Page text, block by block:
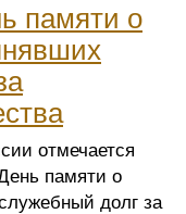
памяти о
отмечается
памяти о
долг за